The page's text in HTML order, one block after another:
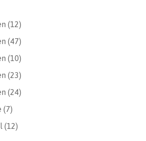
(12)
(47)
(10)
(23)
(24)
(7)
(12)